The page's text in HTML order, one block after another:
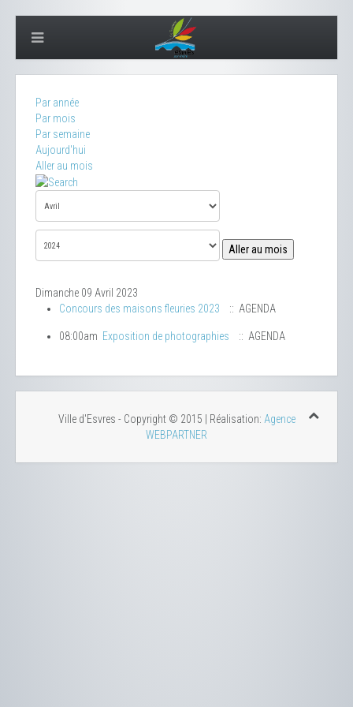
Par année
Par mois
Par semaine
Aujourd'hui
Aller au mois
Aller au mois
Dimanche 09 Avril 2023
Concours des maisons fleuries 2023
:: AGENDA
08:00am Exposition de photographies :: AGENDA
Ville d'Esvres - Copyright © 2015 | Réalisation: Agence
WEBPARTNER